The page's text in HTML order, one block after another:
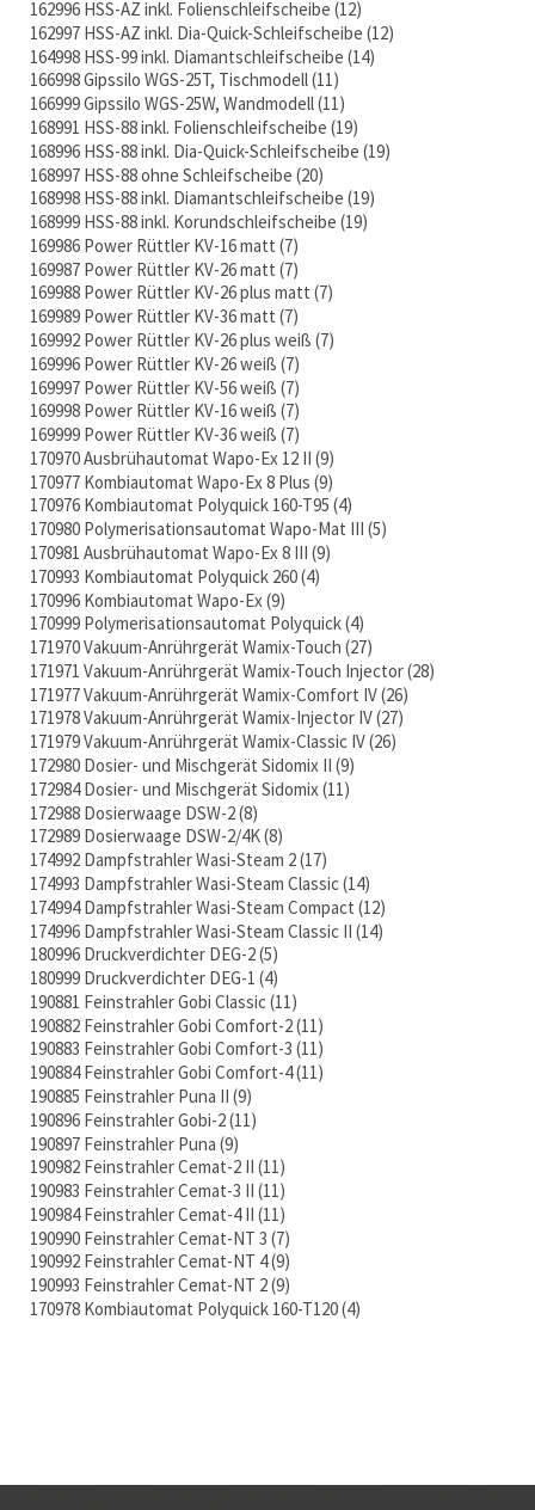
162996 HSS-AZ inkl. Folienschleifscheibe 12
162997 HSS-AZ inkl. Dia-Quick-Schleifscheibe 12
164998 HSS-99 inkl. Diamantschleifscheibe 14
166998 Gipssilo WGS-25T, Tischmodell 11
166999 Gipssilo WGS-25W, Wandmodell 11
168991 HSS-88 inkl. Folienschleifscheibe 19
168996 HSS-88 inkl. Dia-Quick-Schleifscheibe 19
168997 HSS-88 ohne Schleifscheibe 20
168998 HSS-88 inkl. Diamantschleifscheibe 19
168999 HSS-88 inkl. Korundschleifscheibe 19
169986 Power Rüttler KV-16 matt 7
169987 Power Rüttler KV-26 matt 7
169988 Power Rüttler KV-26 plus matt 7
169989 Power Rüttler KV-36 matt 7
169992 Power Rüttler KV-26 plus weiß 7
169996 Power Rüttler KV-26 weiß 7
169997 Power Rüttler KV-56 weiß 7
169998 Power Rüttler KV-16 weiß 7
169999 Power Rüttler KV-36 weiß 7
170970 Ausbrühautomat Wapo-Ex 12 II 9
170977 Kombiautomat Wapo-Ex 8 Plus 9
170976 Kombiautomat Polyquick 160-T95 4
170980 Polymerisationsautomat Wapo-Mat III 5
170981 Ausbrühautomat Wapo-Ex 8 III 9
170993 Kombiautomat Polyquick 260 4
170996 Kombiautomat Wapo-Ex 9
170999 Polymerisationsautomat Polyquick 4
171970 Vakuum-Anrührgerät Wamix-Touch 27
171971 Vakuum-Anrührgerät Wamix-Touch Injector 28
171977 Vakuum-Anrührgerät Wamix-Comfort IV 26
171978 Vakuum-Anrührgerät Wamix-Injector IV 27
171979 Vakuum-Anrührgerät Wamix-Classic IV 26
172980 Dosier- und Mischgerät Sidomix II 9
172984 Dosier- und Mischgerät Sidomix 11
172988 Dosierwaage DSW-2 8
172989 Dosierwaage DSW-2/4K 8
174992 Dampfstrahler Wasi-Steam 2 17
174993 Dampfstrahler Wasi-Steam Classic 14
174994 Dampfstrahler Wasi-Steam Compact 12
174996 Dampfstrahler Wasi-Steam Classic II 14
180996 Druckverdichter DEG-2 5
180999 Druckverdichter DEG-1 4
190881 Feinstrahler Gobi Classic 11
190882 Feinstrahler Gobi Comfort-2 11
190883 Feinstrahler Gobi Comfort-3 11
190884 Feinstrahler Gobi Comfort-4 11
190885 Feinstrahler Puna II 9
190896 Feinstrahler Gobi-2 11
190897 Feinstrahler Puna 9
190982 Feinstrahler Cemat-2 II 11
190983 Feinstrahler Cemat-3 II 11
190984 Feinstrahler Cemat-4 II 11
190990 Feinstrahler Cemat-NT 3 7
190992 Feinstrahler Cemat-NT 4 9
190993 Feinstrahler Cemat-NT 2 9
170978 Kombiautomat Polyquick 160-T120 4